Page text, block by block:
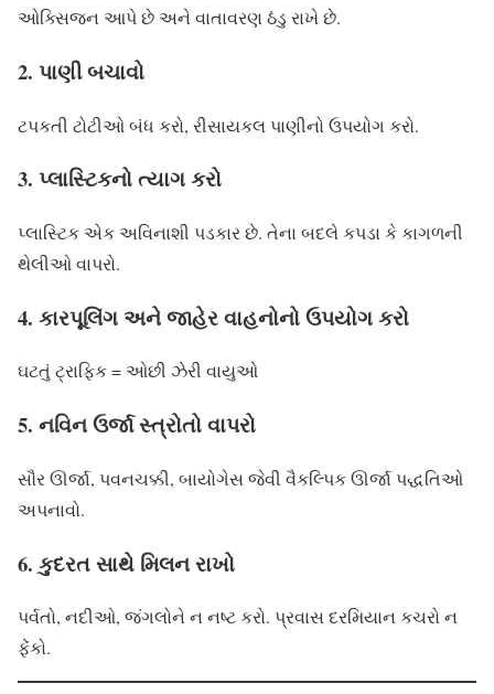
ઓક્સિજન આપે છે અને વાતાવરણ ઠંડુ રાખે છે.
2. પાણી બચાવો
ટપકતી ટોટીઓ બંધ કરો, રીસાયકલ પાણીનો ઉપયોગ કરો.
3. પ્લાસ્ટિકનો ત્યાગ કરો
પ્લાસ્ટિક એક અવિનાશી પડકાર છે. તેના બદલે કપડા કે કાગળની
થેલીઓ વાપરો.
4. કારપૂલિંગ અને જાહેર વાહનોનો ઉપયોગ કરો
ઘટતું ટ્રાફિક = ઓછી ઝેરી વાયુઓ
5. નવિન ઉર્જા સ્ત્રોતો વાપરો
સૌર ઊર્જા, પવનચક્કી, બાયોગેસ જેવી વૈકલ્પિક ઊર્જા પદ્ધતિઓ
અપનાવો.
6. કુદરત સાથે મિલન રાખો
પર્વતો, નદીઓ, જંગલોને ન નષ્ટ કરો. પ્રવાસ દરમિયાન કચરો ન
ફેંકો.